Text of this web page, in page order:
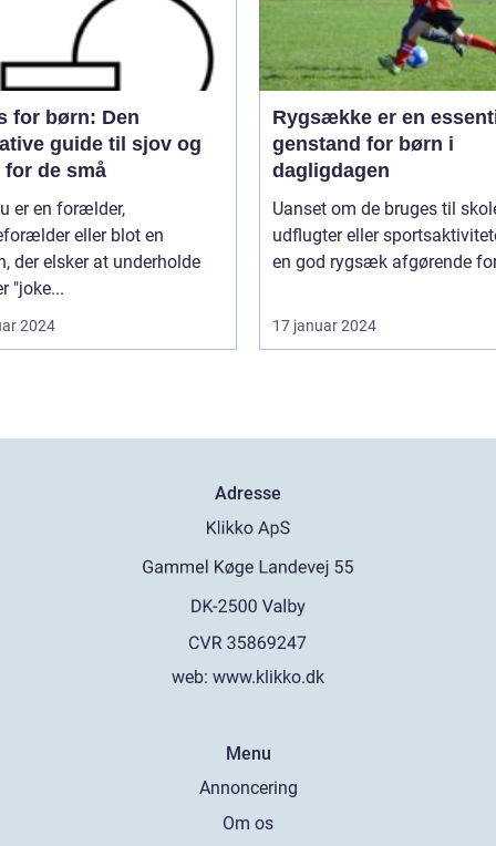
for børn: Den
guide til sjov og
for de små
er en forælder,
eller blot en
der elsker at underholde
"joke...
2024
Rygsække er en
genstand for børn i
dagligdagen
Uanset om de bruges til
udflugter eller
en god rygsæk afgørende
17 januar 2024
Adresse
web: www.klikko.dk
Menu
Annoncering
Om os